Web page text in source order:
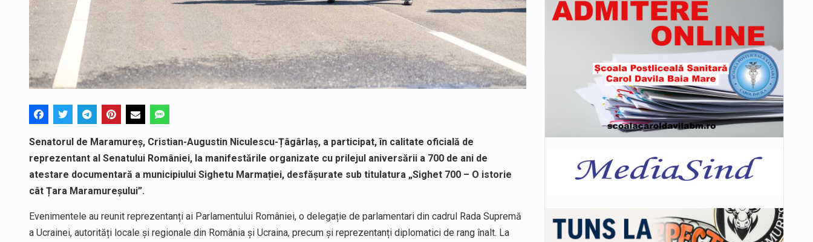
Senatorul de Maramureș, Cristian-Augustin Niculescu-Țâgârlaș, a participat, în calitate oficială de
reprezentant al Senatului României, la manifestările organizate cu prilejul aniversării a 700 de ani de
atestare documentară a municipiului Sighetu Marmației, desfășurate sub titulatura „Sighet 700 – O istorie
cât Țara Maramureșului”.
Evenimentele au reunit reprezentanți ai Parlamentului României, o delegație de parlamentari din cadrul Rada Supremă
a Ucrainei, autorități locale și regionale din România și Ucraina, precum și reprezentanți diplomatici de rang înalt. La